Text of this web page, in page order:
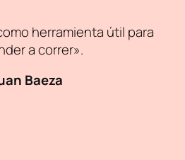
herramienta útil para
a correr».
Baeza